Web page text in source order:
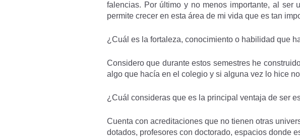
falencias. Por último y no menos importante, al ser
permite crecer en esta área de mi vida que es tan
¿Cuál es la fortaleza, conocimiento o habilidad que
Considero que durante estos semestres he
algo que hacía en el colegio y si alguna vez lo hice
¿Cuál consideras que es la principal ventaja de ser
Cuenta con acreditaciones que no tienen otras
dotados, profesores con doctorado, espacios donde